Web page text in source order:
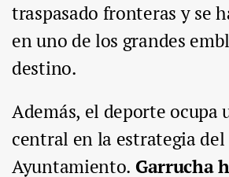
traspasado fronteras y se
en uno de los grandes
destino.
Además, el deporte ocupa
central en la estrategia del
Ayuntamiento. Garrucha